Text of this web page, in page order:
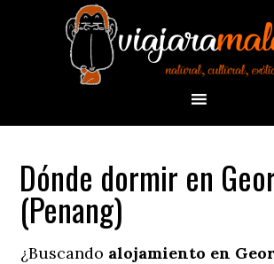
Dónde dormir en
(Penang)
¿Buscando alojamiento en